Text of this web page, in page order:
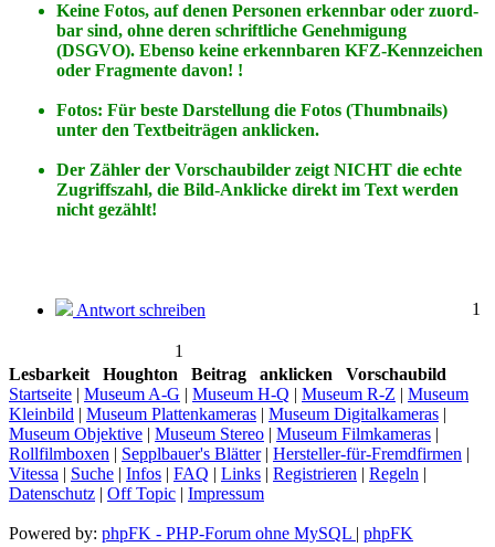
Keine Fotos, auf denen Personen erkennbar oder zuord-
bar sind, ohne deren schriftliche Genehmigung
(DSGVO). Ebenso keine erkennbaren KFZ-Kennzeichen
oder Fragmente davon! !
Fotos: Für beste Darstellung die Fotos (Thumbnails)
unter den Textbeiträgen anklicken.
Der Zähler der Vorschaubilder zeigt NICHT die echte
Zugriffszahl, die Bild-Anklicke direkt im Text werden
nicht gezählt!
Antwort schreiben 1
1
Lesbarkeit
Houghton Beitrag anklicken
Vorschaubild
Startseite | Museum A-G | Museum H-Q | Museum R-Z | Museum
Kleinbild | Museum Plattenkameras | Museum Digitalkameras |
Museum Objektive | Museum Stereo | Museum Filmkameras |
Rollfilmboxen | Sepplbauer's Blätter| Hersteller-für-Fremdfirmen |
Vitessa | Suche | Infos | FAQ | Links | Registrieren | Regeln |
Datenschutz | Off Topic | Impressum
Powered by: phpFK - PHP-Forum ohne MySQL | phpFK